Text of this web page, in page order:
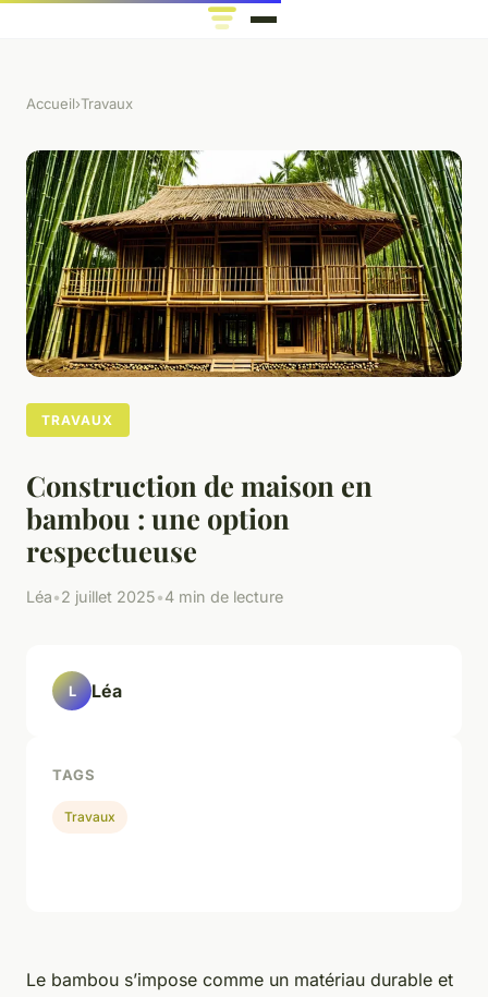
Accueil›Travaux
TRAVAUX
Construction de maison en
bambou : une option
respectueuse
Léa•2 juillet 2025•4 min de lecture
Le bambou s’impose comme un matériau durable et
L Léa
TAGS
Travaux